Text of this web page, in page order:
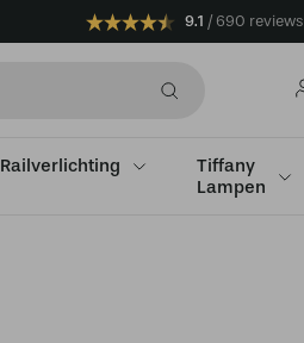
9.1 690 reviews
Railverlichting
Tiffany
Lampen